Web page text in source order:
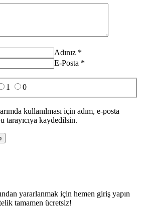
Adınız *
E-Posta *
1 0
kullanılması için adım, e-posta
tarayıcıya kaydedilsin.
yararlanmak için hemen giriş yapın
tamamen ücretsiz!